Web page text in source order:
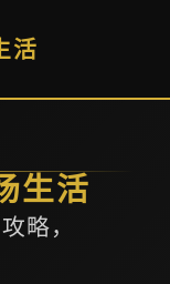
活
生活
略，